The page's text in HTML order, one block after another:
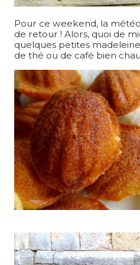
Pour ce weekend, la
de retour ! Alors, quoi de
quelques petites
de thé ou de café bien